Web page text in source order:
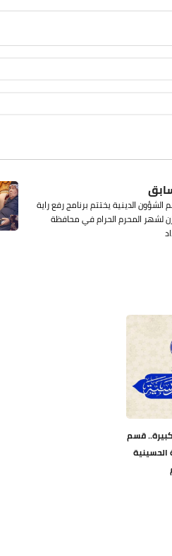
الدينية يختتم برنامج رفع راية
لشهر المحرم الحرام في محافظة
قسم
الحسينية